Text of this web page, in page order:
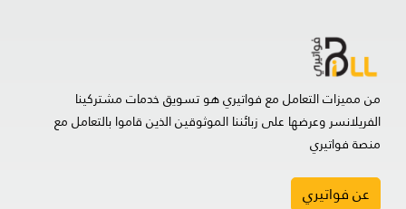
من مميزات التعامل مع فواتيري هو تسويق خدمات مشتركينا
الفريلانسر وعرضها على زبائننا الموثوقين الذين قاموا بالتعامل مع
منصة فواتيري
عن فواتيري